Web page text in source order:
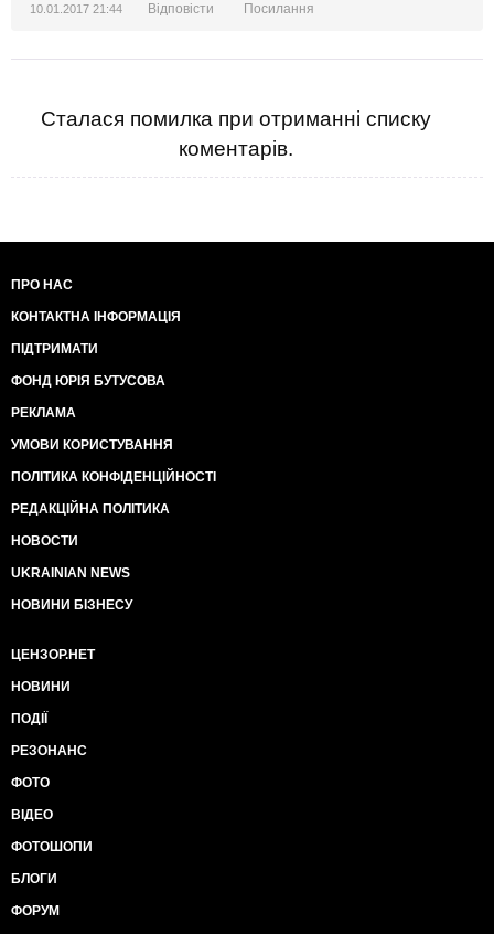
10.01.2017 21:44 Відповісти Посилання
Сталася помилка при отриманні списку
коментарів.
ПРО НАС
КОНТАКТНА ІНФОРМАЦІЯ
ПІДТРИМАТИ
ФОНД ЮРІЯ БУТУСОВА
РЕКЛАМА
УМОВИ КОРИСТУВАННЯ
ПОЛІТИКА КОНФІДЕНЦІЙНОСТІ
РЕДАКЦІЙНА ПОЛІТИКА
НОВОСТИ
UKRAINIAN NEWS
НОВИНИ БІЗНЕСУ
ЦЕНЗОР.НЕТ
НОВИНИ
ПОДІЇ
РЕЗОНАНС
ФОТО
ВІДЕО
ФОТОШОПИ
БЛОГИ
ФОРУМ